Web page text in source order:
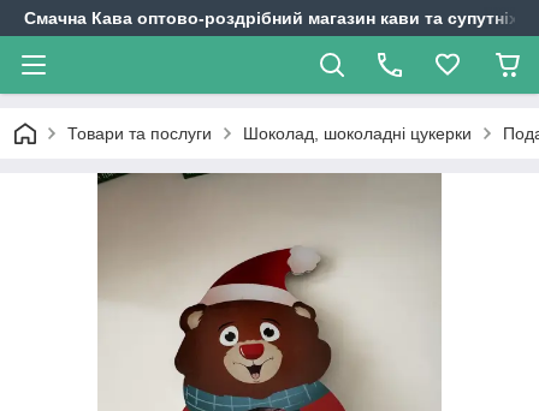
Смачна Кава оптово-роздрібний магазин кави та супутніх
Товари та послуги Шоколад, шоколадні цукерки